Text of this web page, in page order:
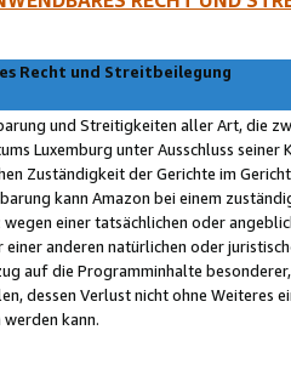
Recht und Streitbeilegung
und Streitigkeiten aller Art, die
Luxemburg unter Ausschluss
Zuständigkeit der Gerichte im
kann Amazon bei einem
wegen einer tatsächlichen oder
einer anderen natürlichen oder
auf die Programminhalte
dessen Verlust nicht ohne Weiteres
kann.